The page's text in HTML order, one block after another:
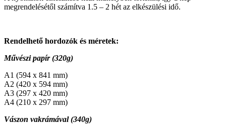
megrendelésétől számítva 1.5 – 2 hét az elkészülési idő.
Rendelhető hordozók és méretek:
Művészi papír (320g)
A1 (594 x 841 mm)
A2 (420 x 594 mm)
A3 (297 x 420 mm)
A4 (210 x 297 mm)
Vászon vakrámával (340g)